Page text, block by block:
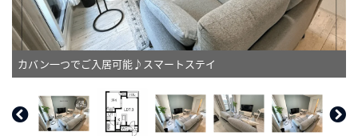
カバン一つでご入居可能♪スマートステイ